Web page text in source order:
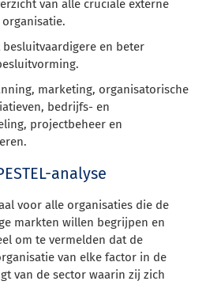
van alle cruciale externe
en beter
marketing, organisatorische
bedrijfs- en
projectbeheer en
analyse
voor alle organisaties die de
markten willen begrijpen en
om te vermelden dat de
van elke factor in de
van de sector waarin zij zich